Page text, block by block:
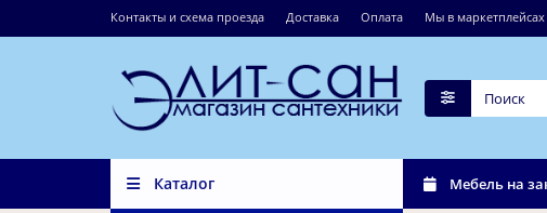
Контакты и схема проезда Доставка Оплата Мы в маркетплейсах
Каталог Мебель на